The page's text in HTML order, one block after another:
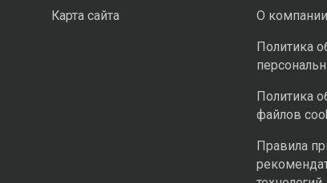
Карта сайта О компании
Политика
Политика
файлов
Правила